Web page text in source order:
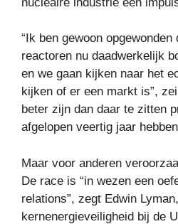
“Ik ben gewoon
reactoren nu daadwerkelijk
en we gaan kijken naar het
kijken of er een markt is”,
beter zijn dan daar te zitten
afgelopen veertig jaar
Maar voor anderen
De race is “in wezen een
relations”, zegt Edwin
kernenergieveiligheid bij de